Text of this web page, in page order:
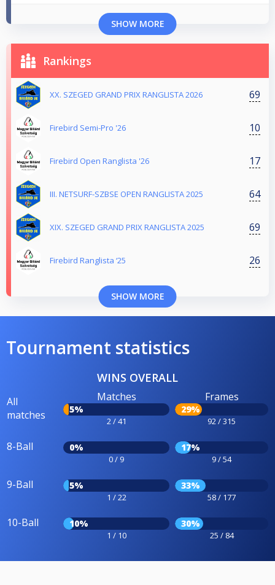
SHOW MORE
Rankings
XX. SZEGED GRAND PRIX RANGLISTA 2026 69
Firebird Semi-Pro '26 10
Firebird Open Ranglista '26 17
III. NETSURF-SZBSE OPEN RANGLISTA 2025 64
XIX. SZEGED GRAND PRIX RANGLISTA 2025 69
Firebird Ranglista ‘25 26
SHOW MORE
Tournament statistics
WINS OVERALL
All
matches
Matches
5%
2 / 41
Frames
29%
92 / 315
8-Ball 0%
0 / 9
17%
9 / 54
9-Ball 5%
1 / 22
33%
58 / 177
10-Ball 10%
1 / 10
30%
25 / 84